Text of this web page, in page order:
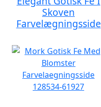
Skoven
Farvelægningsside